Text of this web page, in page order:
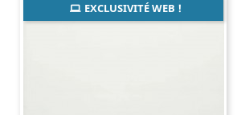
EXCLUSIVITÉ WEB !